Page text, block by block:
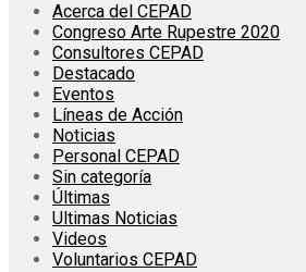
Acerca del CEPAD
Congreso Arte Rupestre 2020
Consultores CEPAD
Destacado
Eventos
Líneas de Acción
Noticias
Personal CEPAD
Sin categoría
Últimas
Ultimas Noticias
Videos
Voluntarios CEPAD